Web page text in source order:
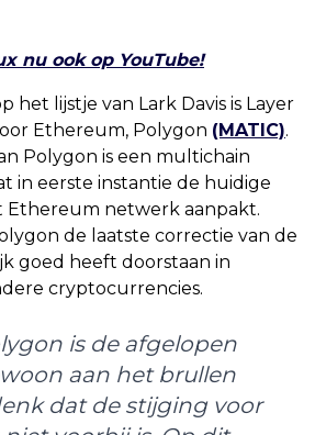
nu ook op YouTube!
het lijstje van Lark Davis is Layer
Ethereum, Polygon (MATIC).
Polygon is een multichain
in eerste instantie de huidige
Ethereum netwerk aanpakt.
de laatste correctie van de
goed heeft doorstaan in
cryptocurrencies.
is de afgelopen
aan het brullen
dat de stijging voor